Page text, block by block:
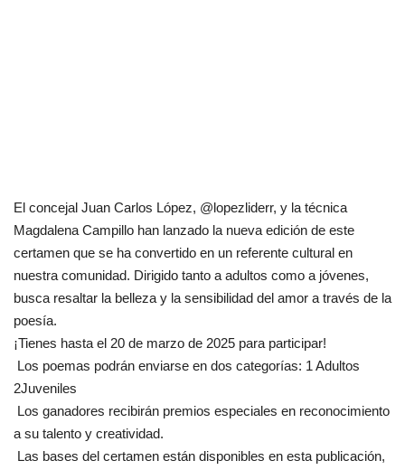
El concejal Juan Carlos López, @lopezliderr, y la técnica
Magdalena Campillo han lanzado la nueva edición de este
certamen que se ha convertido en un referente cultural en
nuestra comunidad. Dirigido tanto a adultos como a jóvenes,
busca resaltar la belleza y la sensibilidad del amor a través de la
poesía.
¡Tienes hasta el 20 de marzo de 2025 para participar!
Los poemas podrán enviarse en dos categorías: 1 Adultos
2Juveniles
Los ganadores recibirán premios especiales en reconocimiento
a su talento y creatividad.
Las bases del certamen están disponibles en esta publicación,